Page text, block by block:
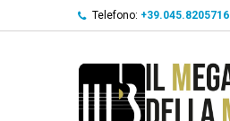
Telefono: +39.045.8205716